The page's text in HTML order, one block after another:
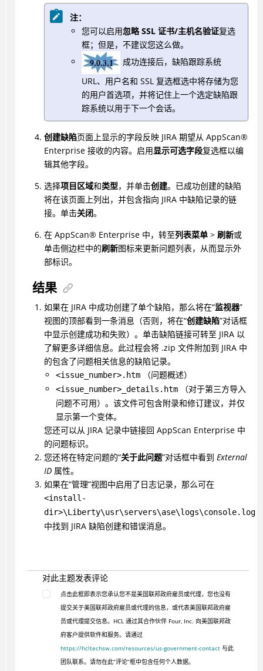
注：
您可以启用忽略 SSL 证书/主机名验证复选
框；但是，不建议您这么做。
成功连接后，缺陷跟踪系统
URL、用户名和 SSL 复选框选中将存储为您
的用户首选项，并将记住上一个选定缺陷跟
踪系统以用于下一个会话。
创建缺陷页面上显示的字段反映 JIRA 期望从 AppScan®
Enterprise 接收的内容。启用显示可选字段复选框以编
辑其他字段。
选择项目区域和类型，并单击创建。已成功创建的缺陷
将在该页面上列出，并包含指向 JIRA 中缺陷记录的链
接。单击关闭。
在 AppScan® Enterprise 中，转至列表菜单> 刷新或
单击侧边栏中的刷新图标来更新问题列表，从而显示外
部标识。
结果
如果在 JIRA 中成功创建了单个缺陷，那么将在“监视器”
视图的顶部看到一条消息（否则，将在“创建缺陷”对话框
中显示创建成功和失败）。单击缺陷链接可转至 JIRA 以
了解更多详细信息。此过程会将 .zip 文件附加到 JIRA 中
的包含了问题相关信息的缺陷记录。
<issue_number>.htm（问题概述）
<issue_number>_details.htm（对于第三方导入
问题不可用）。该文件可包含附录和修订建议，并仅
显示第一个变体。
您还可以从 JIRA 记录中链接回 AppScan Enterprise 中
的问题标识。
您还将在特定问题的“关于此问题”对话框中看到 External
ID属性。
如果在“管理”视图中启用了日志记录，那么可在
<install-
dir>\Liberty\usr\servers\ase\logs\console.log
中找到 JIRA 缺陷创建和错误消息。
对此主题发表评论
点击此框即表示您承认您不是美国联邦政府雇员或代理，您也没有
提交关于美国联邦政府雇员或代理的信息，或代表美国联邦政府雇
员或代理提交信息。HCL 通过其合作伙伴 Four, Inc. 向美国联邦政
府客户提供软件和服务。请通过
https://hcltechsw.com/resources/us-government-contact与此
团队联系。请勿在此“评论”框中包含任何个人数据。